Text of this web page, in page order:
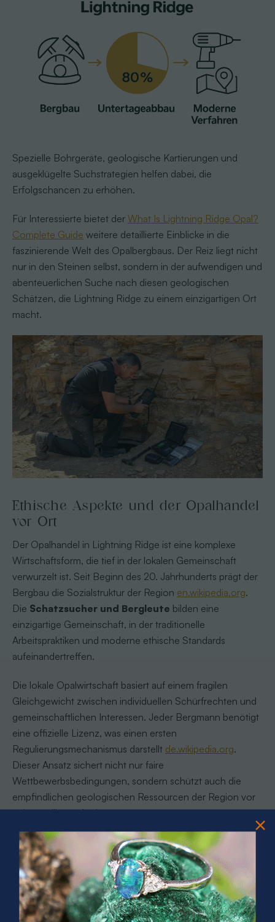
Spezielle Bohrgeräte, geologische Kartierungen und
ausgeklügelte Suchstrategien helfen dabei, die
Erfolgschancen zu erhöhen.
Für Interessierte bietet der What Is Lightning Ridge Opal?
Complete Guide weitere detaillierte Einblicke in die
faszinierende Welt des Opalbergbaus. Der Reiz liegt nicht
nur in den Steinen selbst, sondern in der aufwendigen und
abenteuerlichen Suche nach diesen geologischen
Schätzen, die Lightning Ridge zu einem einzigartigen Ort
macht.
Ethische Aspekte und der Opalhandel
vor Ort
Der Opalhandel in Lightning Ridge ist eine komplexe
Wirtschaftsform, die tief in der lokalen Gemeinschaft
verwurzelt ist. Seit Beginn des 20. Jahrhunderts prägt der
Bergbau die Sozialstruktur der Region en.wikipedia.org.
Die Schatzsucher und Bergleute bilden eine
einzigartige Gemeinschaft, in der traditionelle
Arbeitspraktiken und moderne ethische Standards
aufeinandertreffen.
Die lokale Opalwirtschaft basiert auf einem fragilen
Gleichgewicht zwischen individuellen Schürfrechten und
gemeinschaftlichen Interessen. Jeder Bergmann benötigt
eine offizielle Lizenz, was einen ersten
Regulierungsmechanismus darstellt de.wikipedia.org.
Dieser Ansatz sichert nicht nur faire
Wettbewerbsbedingungen, sondern schützt auch die
empfindlichen geologischen Ressourcen der Region vor
unkontrollierter Ausbeutung.
Ethische Herausforderungen im Opalhandel umfassen
mehrere kritische Aspekte. Dazu gehören faire
Arbeitsbedingungen, umweltverträglicher Abbau und
transparente Handelsketten. Lokale Händler und
internationale Abnehmer müssen zunehmend